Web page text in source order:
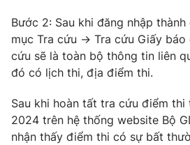
Chuyên mục khác
Emagazine
Video
Bước 2: Sau khi đăng nhập
mục Tra cứu -> Tra cứu Giấy
cứu sẽ là toàn bộ thông tin liên
đó có lịch thi, địa điểm thi.
Sau khi hoàn tất tra cứu điểm thi
2024 trên hệ thống website Bộ
nhận thấy điểm thi có sự bất